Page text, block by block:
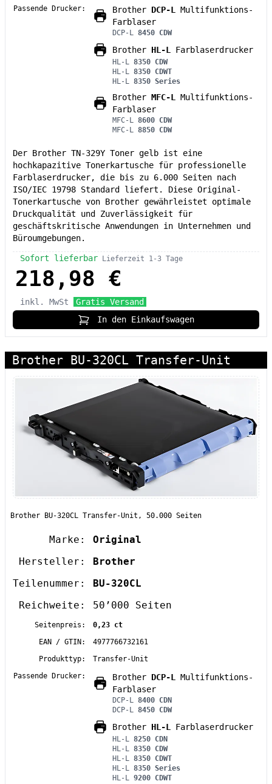
Passende Drucker:
Brother DCP-L
Multifunktions-
Farblaser
DCP-L 8450 CDW
Brother HL-L Farblaserdrucker
HL-L 8350 CDW
HL-L 8350 CDWT
HL-L 8350 Series
Brother MFC-L
Multifunktions-
Farblaser
MFC-L 8600 CDW
MFC-L 8850 CDW
Der Brother TN-329Y Toner gelb ist eine
hochkapazitive Tonerkartusche für professionelle
Farblaserdrucker, die bis zu 6.000 Seiten nach
ISO/IEC 19798 Standard liefert. Diese Original-
Tonerkartusche von Brother gewährleistet optimale
Druckqualität und Zuverlässigkeit für
geschäftskritische Anwendungen in Unternehmen und
Büroumgebungen.
Sofort lieferbar Lieferzeit 1-3 Tage
218,98 €
inkl. MwSt
Gratis Versand
In den Einkaufswagen
Brother BU-320CL Transfer-Unit
Brother BU-320CL Transfer-Unit, 50.000 Seiten
Marke:
Original
Hersteller:
Brother
Teilenummer:
BU-320CL
Reichweite:
50’000 Seiten
Seitenpreis:
0,23 ct
EAN / GTIN:
4977766732161
Produkttyp:
Transfer-Unit
Passende Drucker:
Brother DCP-L
Multifunktions-
Farblaser
DCP-L
8400 CDN
DCP-L
8450 CDW
Brother HL-L Farblaserdrucker
HL-L
8250 CDN
HL-L
8350 CDW
HL-L
8350 CDWT
HL-L
8350 Series
HL-L
9200 CDWT